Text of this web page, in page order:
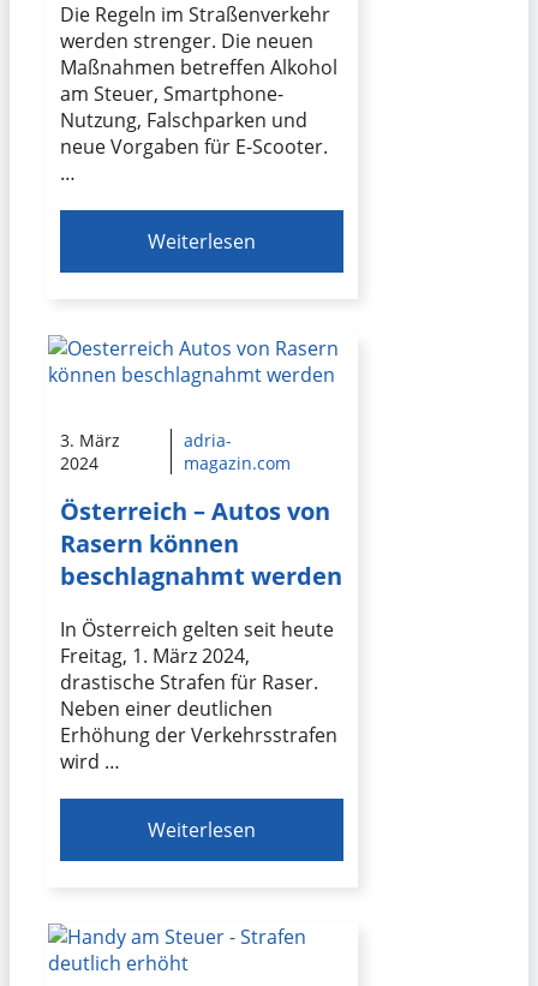
Die Regeln im Straßenverkehr
werden strenger. Die neuen
Maßnahmen betreffen Alkohol
am Steuer, Smartphone-
Nutzung, Falschparken und
neue Vorgaben für E-Scooter.
…
Weiterlesen
3. März
2024
adria-
magazin.com
Österreich – Autos von
Rasern können
beschlagnahmt werden
In Österreich gelten seit heute
Freitag, 1. März 2024,
drastische Strafen für Raser.
Neben einer deutlichen
Erhöhung der Verkehrsstrafen
wird …
Weiterlesen